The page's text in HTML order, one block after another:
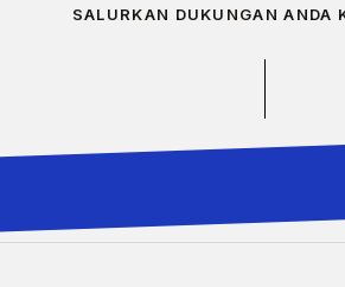
SALURKAN DUKUNGAN ANDA